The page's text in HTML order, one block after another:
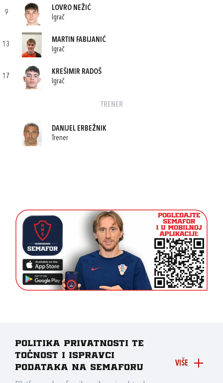
9
LOVRO NEŽIĆ
Igrač
13
MARTIN FABIJANIĆ
Igrač
17
KREŠIMIR RADOŠ
Igrač
TRENER
DANIJEL ERBEŽNIK
Trener
VIŠE
Politika privatnosti te
točnost i ispravci
podataka na Semaforu